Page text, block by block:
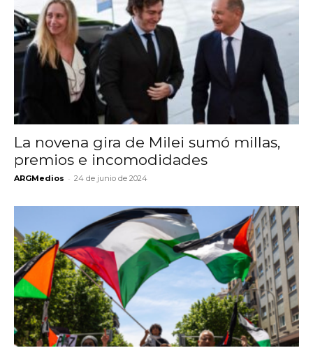
La novena gira de Milei sumó millas,
premios e incomodidades
ARGMedios - 24 de junio de 2024